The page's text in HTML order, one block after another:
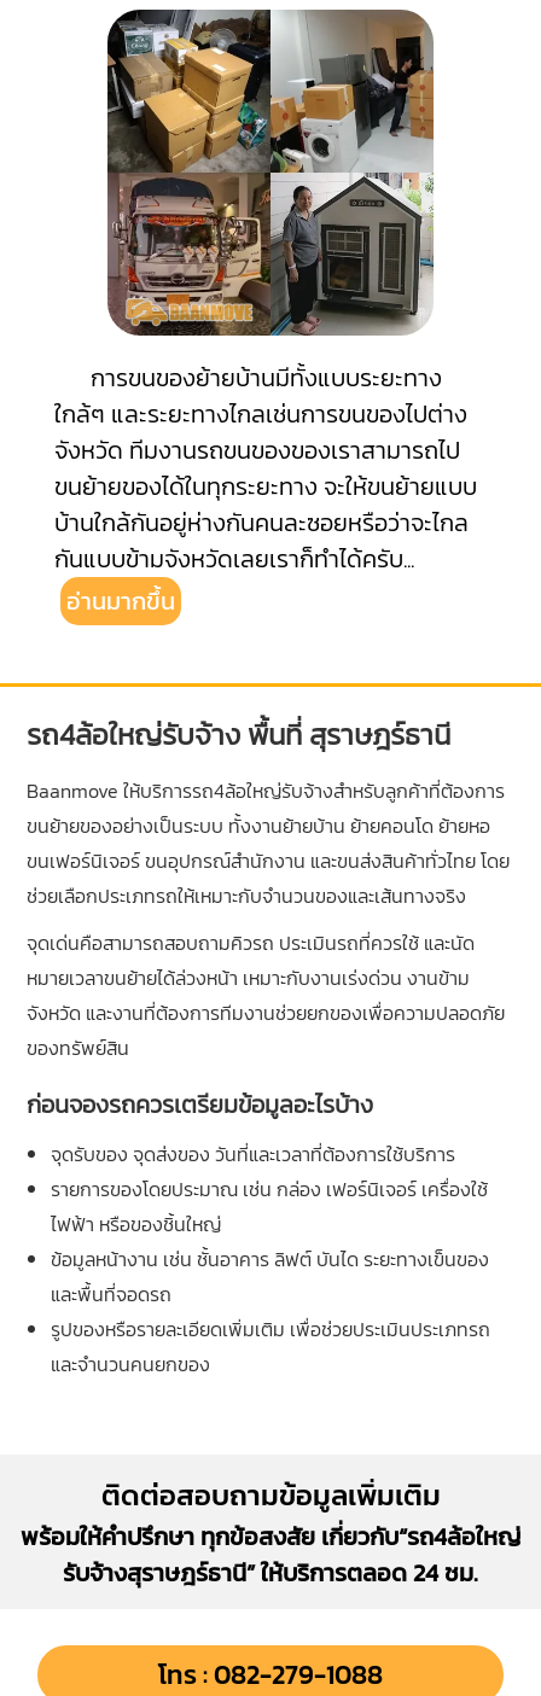
การขนของย้ายบ้านมีทั้งแบบระยะทาง
ใกล้ๆ และระยะทางไกลเช่นการขนของไปต่าง
จังหวัด ทีมงานรถขนของของเราสามารถไป
ขนย้ายของได้ในทุกระยะทาง จะให้ขนย้ายแบบ
บ้านใกล้กันอยู่ห่างกันคนละซอยหรือว่าจะไกล
กันแบบข้ามจังหวัดเลยเราก็ทำได้ครับ...
อ่านมากขึ้น
รถ4ล้อใหญ่รับจ้าง พื้นที่ สุราษฎร์ธานี
Baanmove ให้บริการรถ4ล้อใหญ่รับจ้างสำหรับลูกค้าที่ต้องการ
ขนย้ายของอย่างเป็นระบบ ทั้งงานย้ายบ้าน ย้ายคอนโด ย้ายหอ
ขนเฟอร์นิเจอร์ ขนอุปกรณ์สำนักงาน และขนส่งสินค้าทั่วไทย โดย
ช่วยเลือกประเภทรถให้เหมาะกับจำนวนของและเส้นทางจริง
จุดเด่นคือสามารถสอบถามคิวรถ ประเมินรถที่ควรใช้ และนัด
หมายเวลาขนย้ายได้ล่วงหน้า เหมาะกับงานเร่งด่วน งานข้าม
จังหวัด และงานที่ต้องการทีมงานช่วยยกของเพื่อความปลอดภัย
ของทรัพย์สิน
ก่อนจองรถควรเตรียมข้อมูลอะไรบ้าง
จุดรับของ จุดส่งของ วันที่และเวลาที่ต้องการใช้บริการ
รายการของโดยประมาณ เช่น กล่อง เฟอร์นิเจอร์ เครื่องใช้
ไฟฟ้า หรือของชิ้นใหญ่
ข้อมูลหน้างาน เช่น ชั้นอาคาร ลิฟต์ บันได ระยะทางเข็นของ
และพื้นที่จอดรถ
รูปของหรือรายละเอียดเพิ่มเติม เพื่อช่วยประเมินประเภทรถ
และจำนวนคนยกของ
ติดต่อสอบถามข้อมูลเพิ่มเติม
พร้อมให้คำปรึกษา ทุกข้อสงสัย เกี่ยวกับ“รถ4ล้อใหญ่
รับจ้างสุราษฎร์ธานี” ให้บริการตลอด 24 ชม.
โทร : 082-279-1088